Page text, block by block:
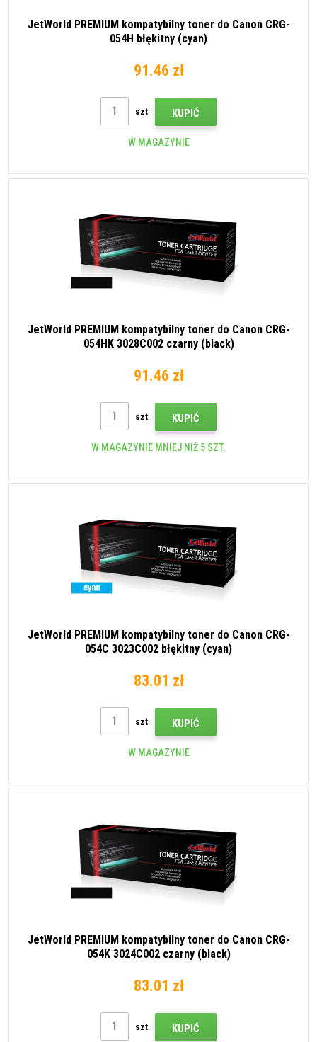
JetWorld PREMIUM kompatybilny toner do Canon CRG-
054H błękitny (cyan)
91.46 zł
szt KUPIĆ
W MAGAZYNIE
JetWorld PREMIUM kompatybilny toner do Canon CRG-
054HK 3028C002 czarny (black)
91.46 zł
szt KUPIĆ
W MAGAZYNIE MNIEJ NIŻ 5 SZT.
JetWorld PREMIUM kompatybilny toner do Canon CRG-
054C 3023C002 błękitny (cyan)
83.01 zł
szt KUPIĆ
W MAGAZYNIE
JetWorld PREMIUM kompatybilny toner do Canon CRG-
054K 3024C002 czarny (black)
83.01 zł
szt KUPIĆ